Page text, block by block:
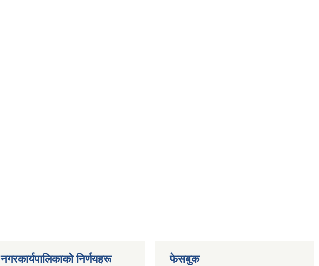
नगरकार्यपालिकाकाे निर्णयहरू फेसबुक